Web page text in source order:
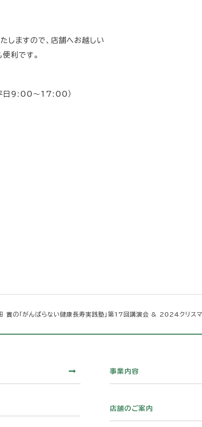
ますので、店舗へお越しい
利です。
9:00～17:00）
の「がんばらない健康長寿実践塾」第17回講演会 & 2024クリスマ
事業内容
店舗のご案内